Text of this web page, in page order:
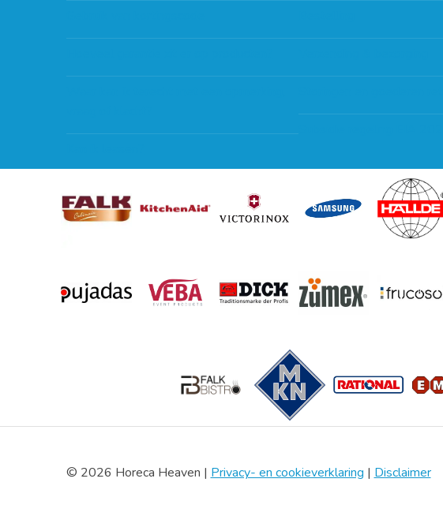
Subsidie regeling EIA 2020
© 2026 Horeca Heaven | Privacy- en cookieverklaring | Disclaimer